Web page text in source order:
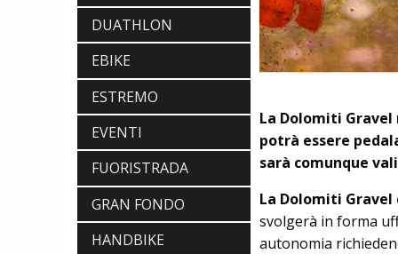
DUATHLON
EBIKE
ESTREMO
EVENTI
FUORISTRADA
GRAN FONDO
HANDBIKE
La Dolomiti
potrà essere
sarà comunque
La Dolomiti Gravel
svolgerà in forma
autonomia